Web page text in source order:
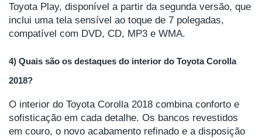
Toyota Play, disponível a partir da segunda versão, que
inclui uma tela sensível ao toque de 7 polegadas,
compatível com DVD, CD, MP3 e WMA.
4) Quais são os destaques do interior do Toyota Corolla
2018?
O interior do Toyota Corolla 2018 combina conforto e
sofisticação em cada detalhe. Os bancos revestidos
em couro, o novo acabamento refinado e a disposição